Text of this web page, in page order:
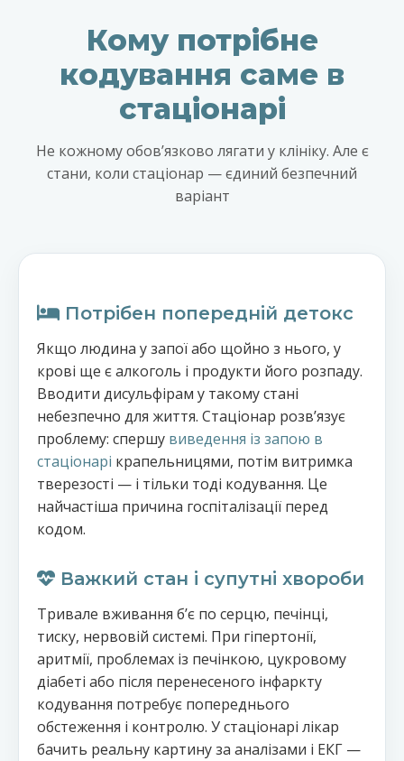
Кому потрібне
кодування саме в
стаціонарі
Не кожному обовʼязково лягати у клініку. Але є
стани, коли стаціонар — єдиний безпечний
варіант
Потрібен попередній детокс
Якщо людина у запої або щойно з нього, у
крові ще є алкоголь і продукти його розпаду.
Вводити дисульфірам у такому стані
небезпечно для життя. Стаціонар розвʼязує
проблему: спершу виведення із запою в
стаціонарі крапельницями, потім витримка
тверезості — і тільки тоді кодування. Це
найчастіша причина госпіталізації перед
кодом.
Важкий стан і супутні хвороби
Тривале вживання бʼє по серцю, печінці,
тиску, нервовій системі. При гіпертонії,
аритмії, проблемах із печінкою, цукровому
діабеті або після перенесеного інфаркту
кодування потребує попереднього
обстеження і контролю. У стаціонарі лікар
бачить реальну картину за аналізами і ЕКГ —